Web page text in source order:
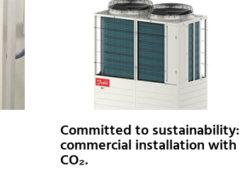
Committed to sustainability:
commercial installation with
CO₂.